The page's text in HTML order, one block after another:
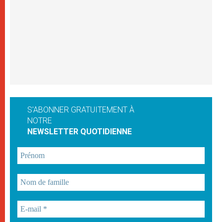
S'ABONNER GRATUITEMENT À
NOTRE
NEWSLETTER QUOTIDIENNE